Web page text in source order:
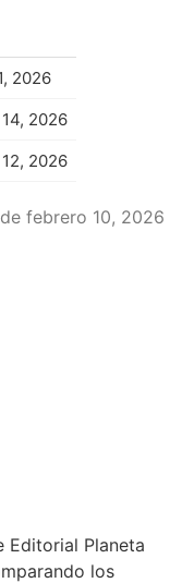
2026
2026
2026
febrero 10, 2026
Editorial Planeta
los